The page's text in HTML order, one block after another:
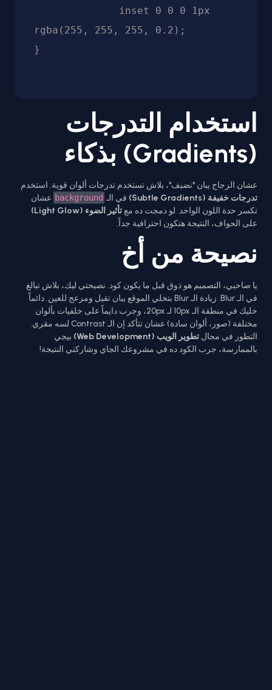
rgba(255, 255, 255, 0.2);
استخدام التدرجات
(Gradients) بذكاء
عشان الزجاج يبان "نضيف"، بلاش تستخدم تدرجات ألوان قوية. استخدم
تدرجات خفيفة (Subtle Gradients)
في الـ background عشان
تكسر حدة اللون الواحد. لو دمجت ده معتأثير الضوء (Light Glow)
على الحواف، النتيجة هتكون احترافية جداً.
نصيحة من أخ
يا صاحبي، التصميم هو ذوق قبل ما يكون كود. نصيحتي ليك، بلاش تبالغ
في الـ Blur. زيادة الـ Blur بتخلي الموقع يبان تقيل ومزعج للعين. دائماً
خليك في منطقة الـ 10px لـ 20px، وجرب دايماً على خلفيات بألوان
مختلفة (صور، ألوان سادة) عشان تتأكد إن الـ Contrast لسه مقري.
التطور في مجال تطوير الويب (Web Development)
بيجي
بالممارسة، جرب الكود ده في مشروعك الجاي وشاركني النتيجة!